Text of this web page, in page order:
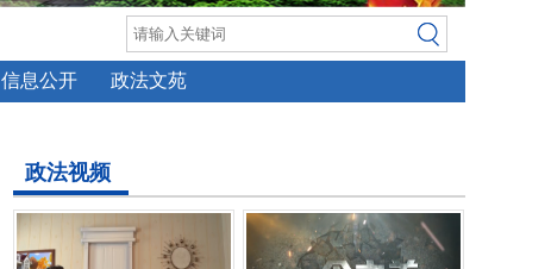
信息公开 政法文苑
政法视频